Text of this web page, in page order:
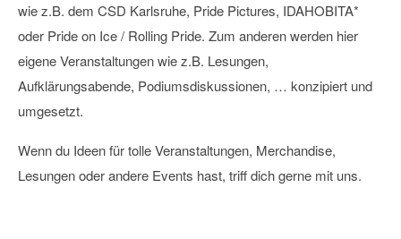
wie z.B. dem CSD Karlsruhe, Pride Pictures, IDAHOBITA*
oder Pride on Ice / Rolling Pride. Zum anderen werden hier
eigene Veranstaltungen wie z.B. Lesungen,
Aufklärungsabende, Podiumsdiskussionen, … konzipiert und
umgesetzt.
Wenn du Ideen für tolle Veranstaltungen, Merchandise,
Lesungen oder andere Events hast, triff dich gerne mit uns.